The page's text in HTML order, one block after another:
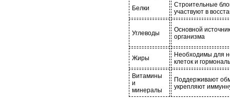
Белки
Строительные
участвуют в
Углеводы
Основной
организма
Жиры
Необходимы для
клеток и
Витамины
и
минералы
Поддерживают
укрепляют